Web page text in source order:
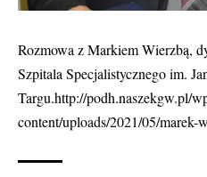
Rozmowa z Markiem Wierzbą,
Szpitala Specjalistycznego im.
Targu.http://podh.naszekgw.pl/
content/uploads/2021/05/marek-